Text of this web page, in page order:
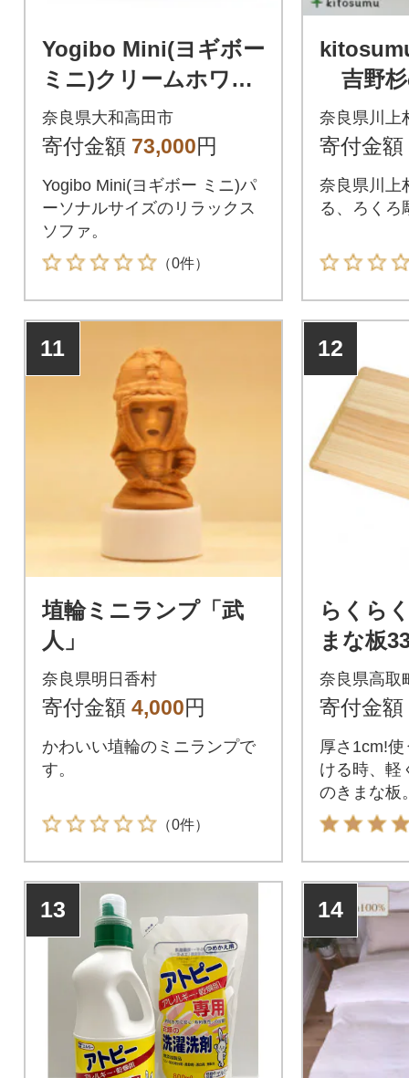
Yogibo Mini(ヨギボー
ミニ)クリームホワイ
ト
奈良県大和高田市
寄付金額 73,000円
Yogibo Mini(ヨギボー ミニ)パ
ーソナルサイズのリラックス
ソファ。
（0件）
吉野杉
奈良県川上
寄付金額
奈良県川上
る、ろくろ
11
埴輪ミニランプ「武
人」
奈良県明日香村
寄付金額 4,000円
かわいい埴輪のミニランプで
す。
（0件）
12
らくら
まな板
奈良県高取
寄付金額
厚さ1cm!
ける時、軽
のきまな板
13 14